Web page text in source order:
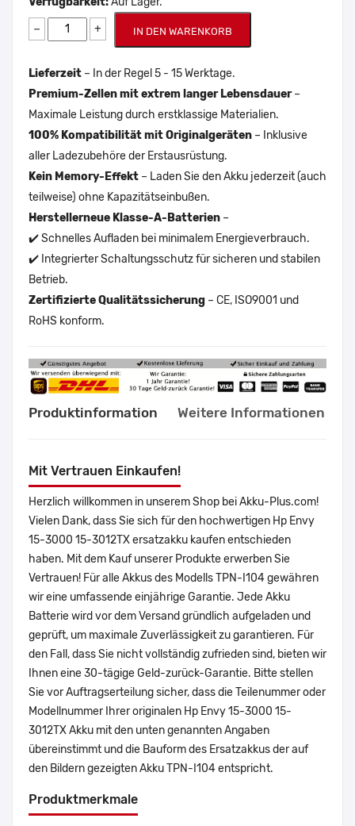
− + IN DEN WARENKORB
Lieferzeit – In der Regel 5 - 15 Werktage.
Premium-Zellen mit extrem langer Lebensdauer–
Maximale Leistung durch erstklassige Materialien.
100% Kompatibilität mit Originalgeräten – Inklusive
aller Ladezubehöre der Erstausrüstung.
Kein Memory-Effekt – Laden Sie den Akku jederzeit (auch
teilweise) ohne Kapazitätseinbußen.
Herstellerneue Klasse-A-Batterien –
✔️ Schnelles Aufladen bei minimalem Energieverbrauch.
✔️ Integrierter Schaltungsschutz für sicheren und stabilen
Betrieb.
Zertifizierte Qualitätssicherung – CE, ISO9001 und
RoHS konform.
Produktinformation Weitere Informationen
Mit Vertrauen Einkaufen!
Herzlich willkommen in unserem Shop bei Akku-Plus.com!
Vielen Dank, dass Sie sich für den hochwertigen Hp Envy
15-3000 15-3012TX ersatzakku kaufen entschieden
haben. Mit dem Kauf unserer Produkte erwerben Sie
Vertrauen! Für alle Akkus des Modells TPN-I104 gewähren
wir eine umfassende einjährige Garantie. Jede Akku
Batterie wird vor dem Versand gründlich aufgeladen und
geprüft, um maximale Zuverlässigkeit zu garantieren. Für
den Fall, dass Sie nicht vollständig zufrieden sind, bieten wir
Ihnen eine 30-tägige Geld-zurück-Garantie. Bitte stellen
Sie vor Auftragserteilung sicher, dass die Teilenummer oder
Modellnummer Ihrer originalen Hp Envy 15-3000 15-
3012TX Akku mit den unten genannten Angaben
übereinstimmt und die Bauform des Ersatzakkus der auf
den Bildern gezeigten Akku TPN-I104 entspricht.
Produktmerkmale